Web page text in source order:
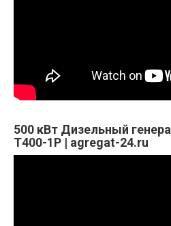
500 кВт Дизельный
Т400-1Р | agregat-24.ru